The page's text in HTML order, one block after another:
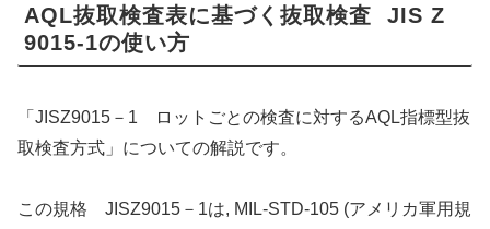
AQL抜取検査表に基づく抜取検査 JIS Z
9015-1の使い方
「JISZ9015－1 ロットごとの検査に対するAQL指標型抜
取検査方式」についての解説です。
この規格 JISZ9015－1は, MIL-STD-105 (アメリカ軍用規